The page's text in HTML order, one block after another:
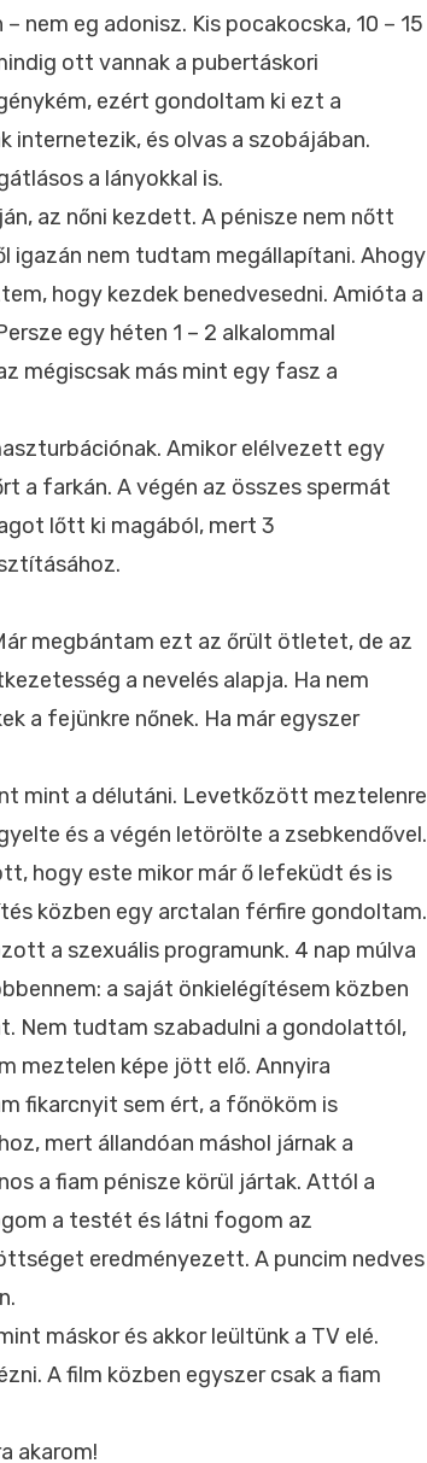
nem eg adonisz. Kis pocakocska, 10 – 15
ott vannak a pubertáskori
ezért gondoltam ki ezt a
internetezik, és olvas a szobájában.
a lányokkal is.
az nőni kezdett. A pénisze nem nőtt
igazán nem tudtam megállapítani. Ahogy
hogy kezdek benedvesedni. Amióta a
egy héten 1 – 2 alkalommal
mégiscsak más mint egy fasz a
Amikor elélvezett egy
a farkán. A végén az összes spermát
lőtt ki magából, mert 3
megbántam ezt az őrült ötletet, de az
a nevelés alapja. Ha nem
a fejünkre nőnek. Ha már egyszer
mint a délutáni. Levetkőzött
és a végén letörölte a zsebkendővel.
hogy este mikor már ő lefeküdt és is
közben egy arctalan férfire gondoltam.
a szexuális programunk. 4 nap múlva
a saját önkielégítésem közben
Nem tudtam szabadulni a gondolattól,
meztelen képe jött elő. Annyira
fikarcnyit sem ért, a főnököm is
mert állandóan máshol járnak a
a fiam pénisze körül jártak. Attól a
a testét és látni fogom az
eredményezett. A puncim nedves
máskor és akkor leültünk a TV elé.
A film közben egyszer csak a fiam
akarom!